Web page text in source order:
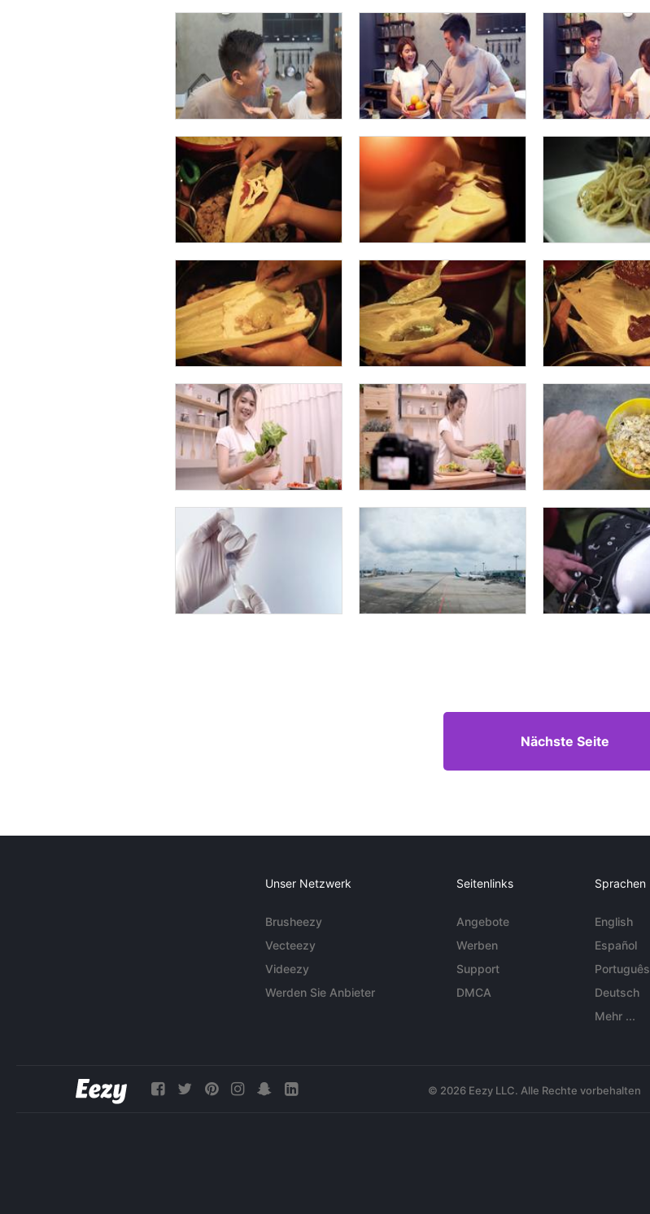
Nächste Seite
Unser Netzwerk
Brusheezy
Vecteezy
Videezy
Werden Sie Anbieter
Seitenlinks
Angebote
Werben
Support
DMCA
Sprachen
English
Español
Português
Deutsch
Mehr ...
© 2026 Eezy LLC. Alle Rechte vorbehalten